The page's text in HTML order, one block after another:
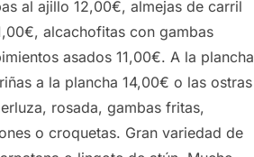
al ajillo 12,00€, almejas de carril
alcachofitas con gambas
asados 11,00€. A la plancha
a la plancha 14,00€ o las ostras
rosada, gambas fritas,
o croquetas. Gran variedad de